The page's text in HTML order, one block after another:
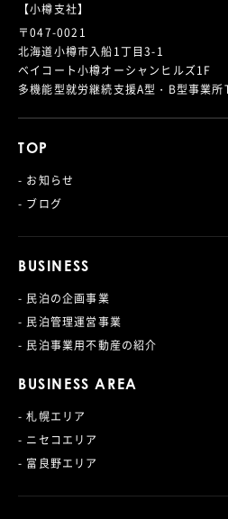
【小樽支社】
〒047-0021
北海道小樽市入船1丁目3-1
ベイコート小樽オーシャンヒルズ1F
多機能型就労継続支援A型・B型事業所
TOP
- お知らせ
- ブログ
BUSINESS
- 民泊の企画事業
- 民泊管理運営事業
- 民泊事業用不動産の紹介
BUSINESS AREA
- 札幌エリア
- ニセコエリア
- 富良野エリア